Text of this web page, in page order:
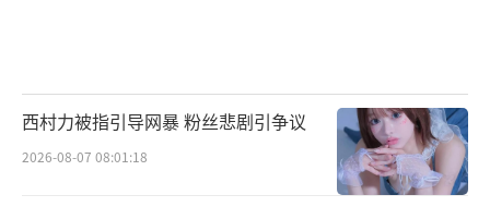
西村力被指引导网暴 粉丝悲剧引争议
2026-08-07 08:01:18